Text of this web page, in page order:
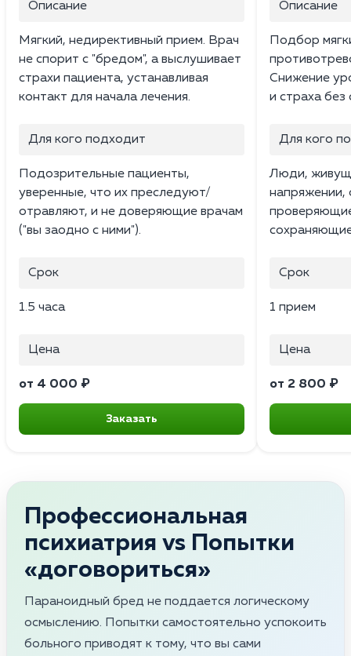
Описание
Мягкий, недирективный прием. Врач
не спорит с "бредом", а выслушивает
страхи пациента, устанавливая
контакт для начала лечения.
Для кого подходит
Подозрительные пациенты,
уверенные, что их преследуют/
отравляют, и не доверяющие врачам
("вы заодно с ними").
Срок
1.5 часа
Цена
от 4 000 ₽
Заказать
Описание
Подбор
Снижение
и страха без
Для кого
Люди,
напряжении,
Срок
1 прием
Цена
от 2 800 ₽
Профессиональная
психиатрия vs Попытки
«договориться»
Параноидный бред не поддается логическому
осмыслению. Попытки самостоятельно успокоить
больного приводят к тому, что вы сами